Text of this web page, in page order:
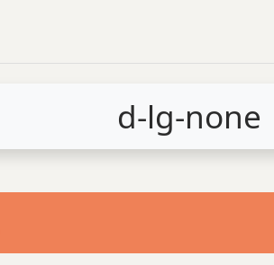
d-lg-none